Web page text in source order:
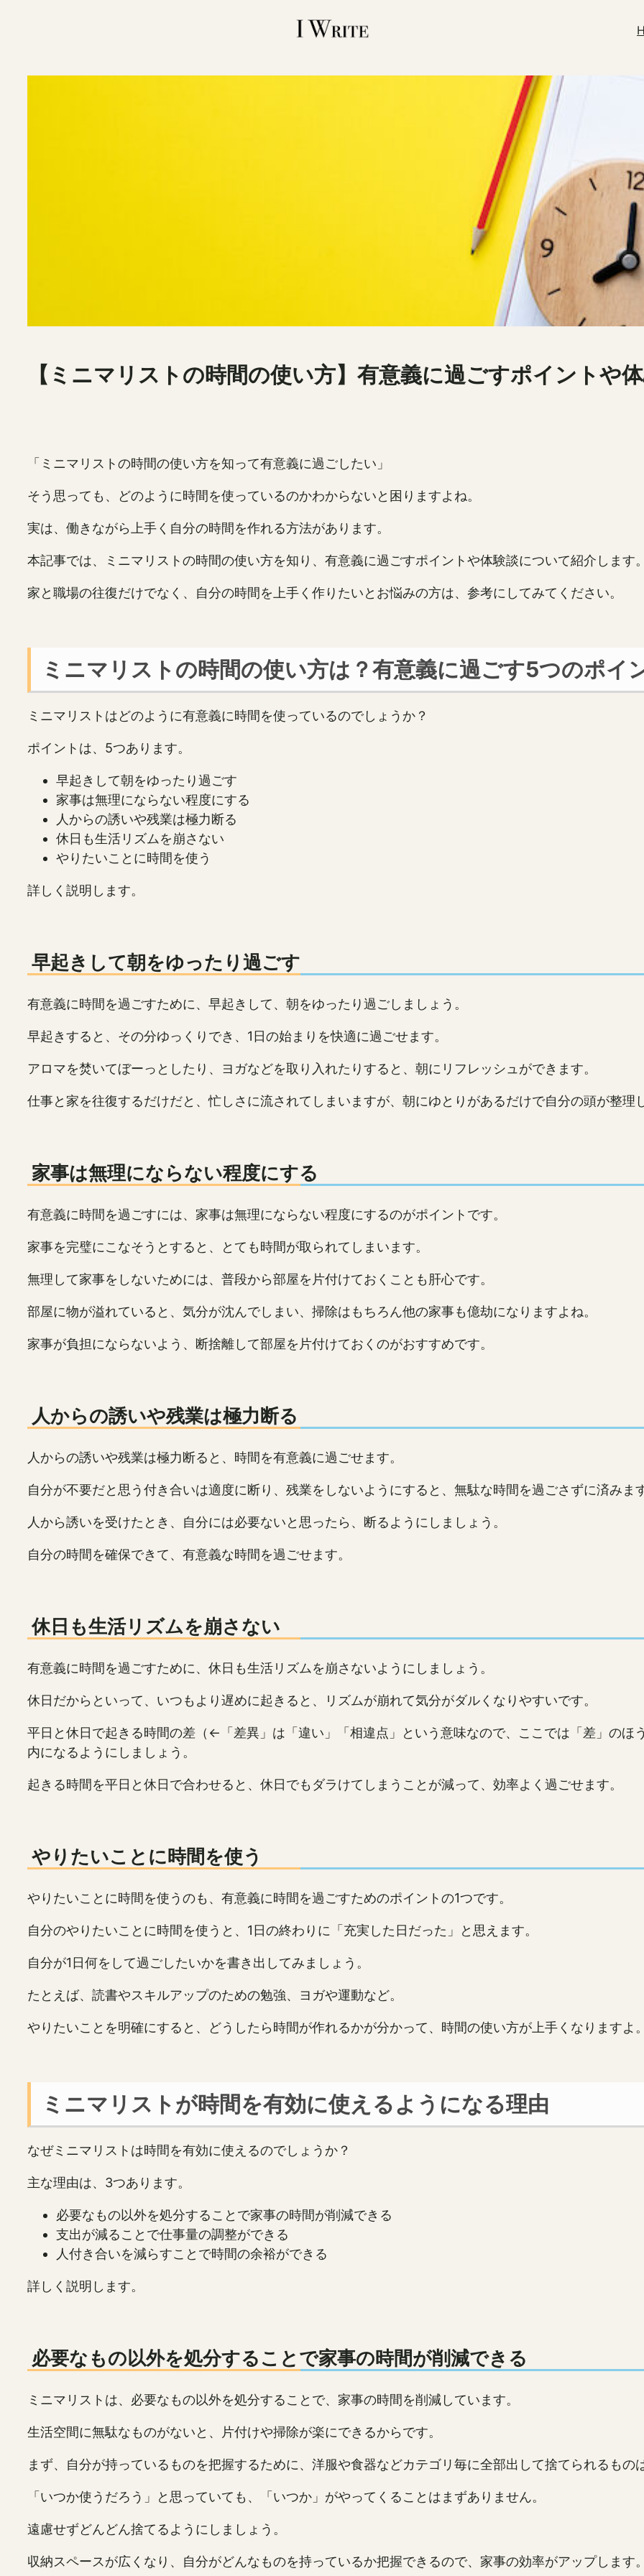
【ミニマリストの時間の使い方】有意義に過ごすポイントや
「ミニマリストの時間の使い方を知って有意義に過ごしたい」
そう思っても、どのように時間を使っているのかわからないと困りますよね。
実は、働きながら上手く自分の時間を作れる方法があります。
本記事では、ミニマリストの時間の使い方を知り、有意義に過ごすポイントや体験談について紹介します
家と職場の往復だけでなく、自分の時間を上手く作りたいとお悩みの方は、参考にしてみてください。
ミニマリストの時間の使い方は？有意義に過ごす5つのポイ
ミニマリストはどのように有意義に時間を使っているのでしょうか？
ポイントは、5つあります。
早起きして朝をゆったり過ごす
家事は無理にならない程度にする
人からの誘いや残業は極力断る
休日も生活リズムを崩さない
やりたいことに時間を使う
詳しく説明します。
早起きして朝をゆったり過ごす
有意義に時間を過ごすために、早起きして、朝をゆったり過ごしましょう。
早起きすると、その分ゆっくりでき、1日の始まりを快適に過ごせます。
アロマを焚いてぼーっとしたり、ヨガなどを取り入れたりすると、朝にリフレッシュができます。
仕事と家を往復するだけだと、忙しさに流されてしまいますが、朝にゆとりがあるだけで自分の頭が整理
家事は無理にならない程度にする
有意義に時間を過ごすには、家事は無理にならない程度にするのがポイントです。
家事を完璧にこなそうとすると、とても時間が取られてしまいます。
無理して家事をしないためには、普段から部屋を片付けておくことも肝心です。
部屋に物が溢れていると、気分が沈んでしまい、掃除はもちろん他の家事も億劫になりますよね。
家事が負担にならないよう、断捨離して部屋を片付けておくのがおすすめです。
人からの誘いや残業は極力断る
人からの誘いや残業は極力断ると、時間を有意義に過ごせます。
自分が不要だと思う付き合いは適度に断り、残業をしないようにすると、無駄な時間を過ごさずに済みま
人から誘いを受けたとき、自分には必要ないと思ったら、断るようにしましょう。
自分の時間を確保できて、有意義な時間を過ごせます。
休日も生活リズムを崩さない
有意義に時間を過ごすために、休日も生活リズムを崩さないようにしましょう。
休日だからといって、いつもより遅めに起きると、リズムが崩れて気分がダルくなりやすいです。
平日と休日で起きる時間の差（←「差異」は「違い」「相違点」という意味なので、ここでは「差」の
内になるようにしましょう。
起きる時間を平日と休日で合わせると、休日でもダラけてしまうことが減って、効率よく過ごせます。
やりたいことに時間を使う
やりたいことに時間を使うのも、有意義に時間を過ごすためのポイントの1つです。
自分のやりたいことに時間を使うと、1日の終わりに「充実した日だった」と思えます。
自分が1日何をして過ごしたいかを書き出してみましょう。
たとえば、読書やスキルアップのための勉強、ヨガや運動など。
やりたいことを明確にすると、どうしたら時間が作れるかが分かって、時間の使い方が上手くなりますよ
ミニマリストが時間を有効に使えるようになる理由
なぜミニマリストは時間を有効に使えるのでしょうか？
主な理由は、3つあります。
必要なもの以外を処分することで家事の時間が削減できる
支出が減ることで仕事量の調整ができる
人付き合いを減らすことで時間の余裕ができる
詳しく説明します。
必要なもの以外を処分することで家事の時間が削減できる
ミニマリストは、必要なもの以外を処分することで、家事の時間を削減しています。
生活空間に無駄なものがないと、片付けや掃除が楽にできるからです。
まず、自分が持っているものを把握するために、洋服や食器などカテゴリ毎に全部出して捨てられるもの
「いつか使うだろう」と思っていても、「いつか」がやってくることはまずありません。
遠慮せずどんどん捨てるようにしましょう。
収納スペースが広くなり、自分がどんなものを持っているか把握できるので、家事の効率がアップします